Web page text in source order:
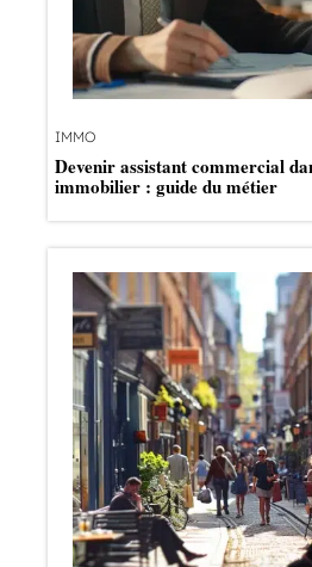
IMMO
Devenir assistant commercial
immobilier : guide du métier